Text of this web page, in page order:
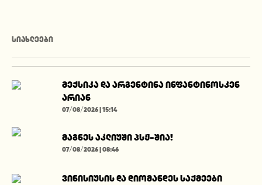
ᲡᲘᲐᲮᲚᲔᲔᲑᲘ
მექსიკა და არგენტინა ინფანტინოსკენ
არიან
07/08/2026 | 15:14
მაგნეს აკლიუში პსჟ-შია!
07/08/2026 | 08:46
ვინისიუსის და დიომანდეს საქმეები